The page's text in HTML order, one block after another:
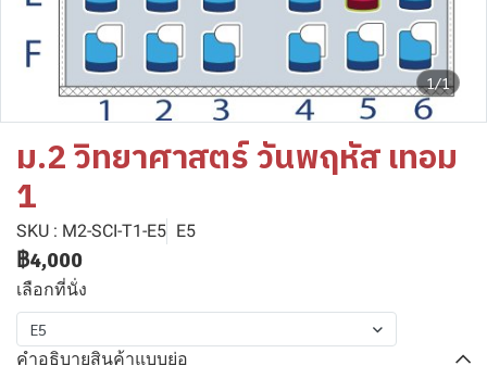
1/1
ม.2 วิทยาศาสตร์ วันพฤหัส เทอม
1
SKU : M2-SCI-T1-E5 E5
฿4,000
เลือกที่นั่ง
E5
คำอธิบายสินค้าแบบย่อ